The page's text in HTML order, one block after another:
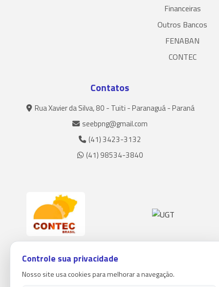
Financeiras
Outros Bancos
FENABAN
CONTEC
Contatos
Rua Xavier da Silva, 80 - Tuiti - Paranaguá - Paraná
seebpng@gmail.com
(41) 3423-3132
(41) 98534-3840
Controle sua privacidade
Nosso site usa cookies para melhorar a navegação.